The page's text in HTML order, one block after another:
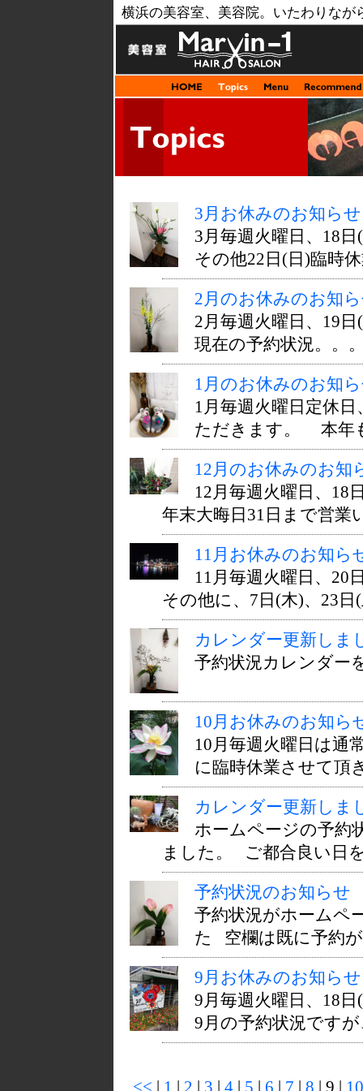
横浜の美容室、美容院。いたわりな
3月お休みのお知らせ
3月毎週火曜日、18
その他22日(日)臨時
2月のお休みのお知
2月毎週火曜日、19
現在の予約状況。。
1月のお休みのお知
1月毎週火曜日定休
ただきます。 本年
12月のお休みのお知
12月毎週火曜日、
年末大晦日31日まで営業
11月お休みのお知ら
11月毎週火曜日、
その他に、7日(木)、23日
カレンダー更新しま
予約状況カレンダ
10月お休みのお知ら
10月毎週火曜日は通
に臨時休業させて頂
カレンダー更新しま
ホームページの予約
ました。 ご都合良い日
予約状況のお知らせ
予約状況がホームペ
た 空欄は既に予約
9月お休みのお知ら
9月毎週火曜日、18
9月の予約状況です
<< | 1 | 2 | 3 | 4| 5 | 6 | 7 | 8 | 9 | 10